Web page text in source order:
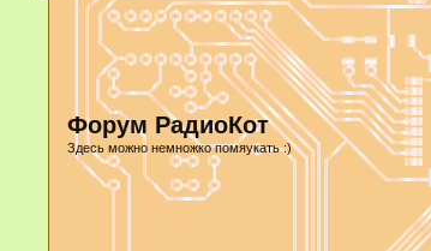
Форум РадиоКот
Здесь можно немножко помяукать :)